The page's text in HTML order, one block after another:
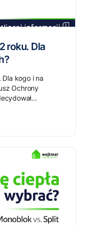
roku. Dla
kogo i na
Ochrony